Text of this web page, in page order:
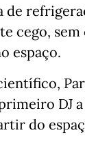
de
cego, sem
espaço.
DJ
do